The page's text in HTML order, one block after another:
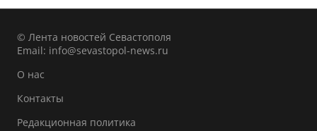
© Лента новостей Севастополя
Email: info@sevastopol-news.ru
О нас
Контакты
Редакционная политика